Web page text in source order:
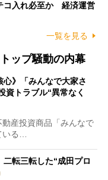
コ入れ必至か 経済運営
一覧を見る
ップ騒動の内幕
心》「みんなで大家さ
資トラブル“異常なく
産投資商品「みんなで
る…
二転三転した“成田プロ